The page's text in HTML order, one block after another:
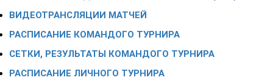
ВИДЕОТРАНСЛЯЦИИ МАТЧЕЙ
РАСПИСАНИЕ КОМАНДОГО ТУРНИРА
СЕТКИ, РЕЗУЛЬТАТЫ КОМАНДОГО ТУРНИРА
РАСПИСАНИЕ ЛИЧНОГО ТУРНИРА